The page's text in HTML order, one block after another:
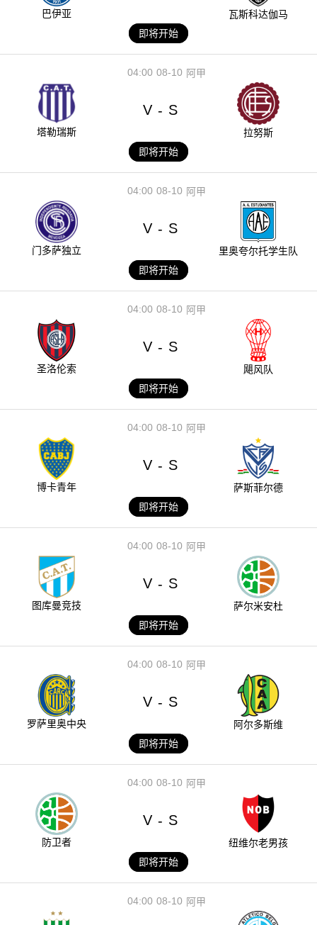
巴伊亚
瓦斯科达伽马
即将开始
08-10
04:00 阿甲
塔勒瑞斯
V - S
拉努斯
即将开始
08-10
04:00 阿甲
门多萨独立
V - S
里奥夸尔托学生队
即将开始
08-10
04:00 阿甲
圣洛伦索
V - S
飓风队
即将开始
08-10
04:00 阿甲
博卡青年
V - S
萨斯菲尔德
即将开始
08-10
04:00 阿甲
图库曼竞技
V - S
萨尔米安杜
即将开始
08-10
04:00 阿甲
罗萨里奥中央
V - S
阿尔多斯维
即将开始
08-10
04:00 阿甲
防卫者
V - S
纽维尔老男孩
即将开始
08-10
04:00 阿甲